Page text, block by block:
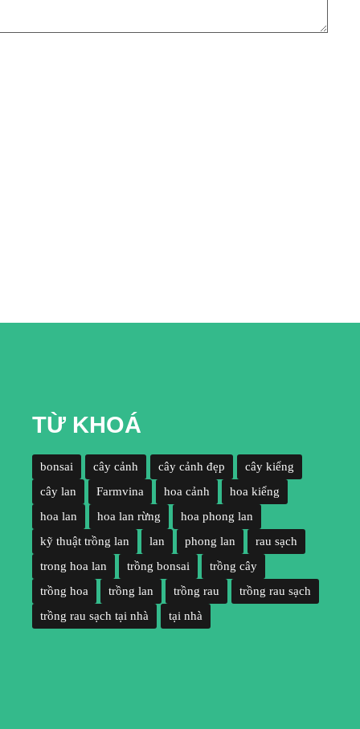
TỪ KHOÁ
bonsai cây cảnh cây cảnh đẹp
cây kiểng
cây lan
Farmvina hoa cảnh
hoa kiểng
hoa lan
hoa lan rừng
hoa phong lan
kỹ thuật trồng lan
lan phong lan
rau sạch
trong hoa lan
trồng bonsai
trồng cây
trồng hoa
trồng lan trồng rau
trồng rau sạch
trồng rau sạch tại nhà
tại nhà